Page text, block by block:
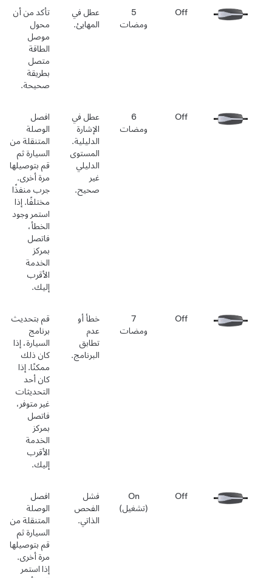
ومضات
عطل في
المهايئ.
تأكد من أن
محول
موصل
الطاقة
متصل
بطريقة
صحيحة.
ومضات
عطل في
الإشارة
الدليلية.
المستوى
الدليلي
صحيح.
افصل
الوصلة
المتنقلة من
السيارة ثم
قم بتوصيلها
مرة أخرى.
جرب منفذًا
مختلفًا. إذا
استمر وجود
الخطأ،
فاتصل
بمركز
الخدمة
الأقرب
إليك.
ومضات
خطأ أو
تطابق
البرنامج.
قم بتحديث
برنامج
السيارة، إذا
كان ذلك
ممكنًا. إذا
كان أحد
التحديثات
غير متوفر،
فاتصل
بمركز
الخدمة
الأقرب
إليك.
(تشغيل)
فشل
الفحص
الذاتي.
افصل
الوصلة
المتنقلة من
السيارة ثم
قم بتوصيلها
مرة أخرى.
إذا استمر